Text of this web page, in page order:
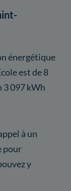
énergétique
est de 8
3 097 kWh
à un
pour
y